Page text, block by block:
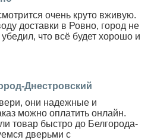
очень круто вживую.
доставки в Ровно, город не
что всё будет хорошо и
Днестровский
они надежные и
можно оплатить онлайн.
товар быстро до Белгорода-
дверьми с